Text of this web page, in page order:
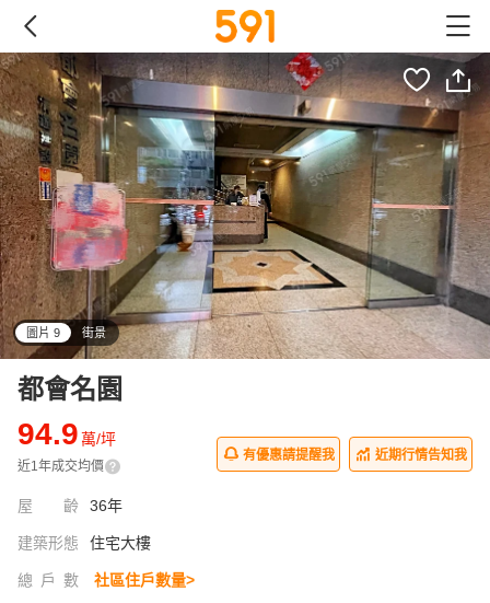
圖片 9 街景
都會名園
94.9萬/坪
近1年成交均價
有優惠請提醒我 近期行情告知我
屋齡 36年
建築形態 住宅大樓
總戶數 社區住戶數量>